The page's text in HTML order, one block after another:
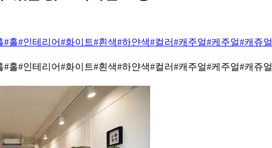
#홀#인테리어#화이트#흰색#하얀색#컬러#캐주얼#케주얼#캐쥬얼
#홀#인테리어#화이트#흰색#하얀색#컬러#캐주얼#케주얼#캐쥬얼